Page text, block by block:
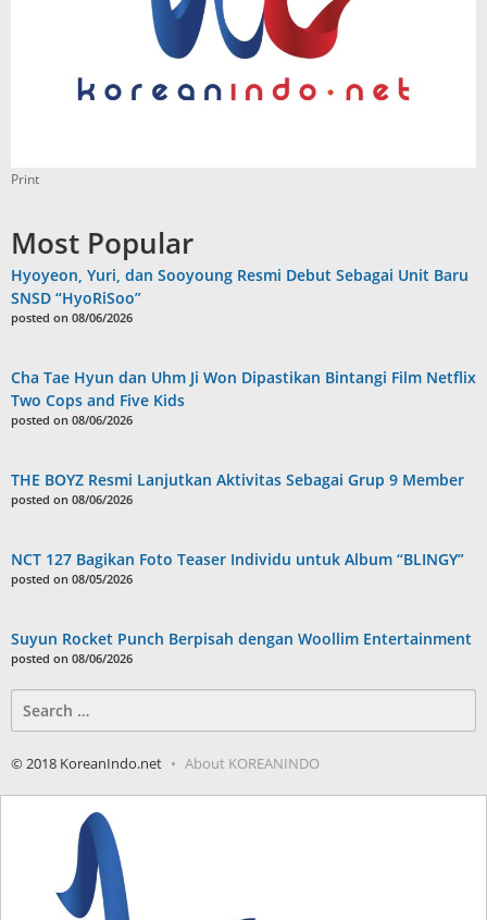
Print
Most Popular
Hyoyeon, Yuri, dan Sooyoung Resmi Debut Sebagai Unit Baru
SNSD “HyoRiSoo”
posted on 08/06/2026
Cha Tae Hyun dan Uhm Ji Won Dipastikan Bintangi Film Netflix
Two Cops and Five Kids
posted on 08/06/2026
THE BOYZ Resmi Lanjutkan Aktivitas Sebagai Grup 9 Member
posted on 08/06/2026
NCT 127 Bagikan Foto Teaser Individu untuk Album “BLINGY”
posted on 08/05/2026
Suyun Rocket Punch Berpisah dengan Woollim Entertainment
posted on 08/06/2026
for:
© 2018 KoreanIndo.net About KOREANINDO